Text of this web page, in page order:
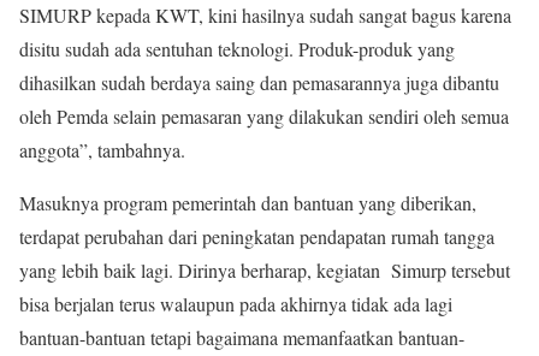
SIMURP kepada KWT, kini hasilnya sudah sangat bagus karena
disitu sudah ada sentuhan teknologi. Produk-produk yang
dihasilkan sudah berdaya saing dan pemasarannya juga dibantu
oleh Pemda selain pemasaran yang dilakukan sendiri oleh semua
anggota”, tambahnya.
Masuknya program pemerintah dan bantuan yang diberikan,
terdapat perubahan dari peningkatan pendapatan rumah tangga
yang lebih baik lagi. Dirinya berharap, kegiatan Simurp tersebut
bisa berjalan terus walaupun pada akhirnya tidak ada lagi
bantuan-bantuan tetapi bagaimana memanfaatkan bantuan-